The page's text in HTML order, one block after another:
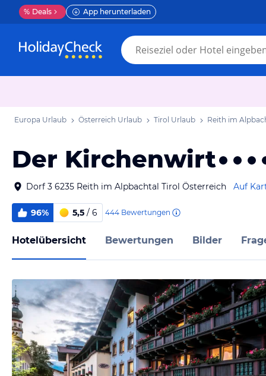
% Deals App herunterladen
Europa Urlaub Österreich Urlaub Tirol Urlaub Reith im
Der Kirchenwirt
Dorf 3 6235 Reith im Alpbachtal Tirol Österreich Auf
96% 5,5 / 6 444 Bewertungen
Hotelübersicht Bewertungen Bilder